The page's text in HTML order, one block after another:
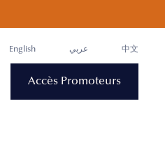
English عربي 中文
Accès Promoteurs